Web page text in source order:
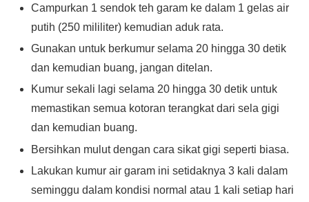
Campurkan 1 sendok teh garam ke dalam 1 gelas air
putih (250 mililiter) kemudian aduk rata.
Gunakan untuk berkumur selama 20 hingga 30 detik
dan kemudian buang, jangan ditelan.
Kumur sekali lagi selama 20 hingga 30 detik untuk
memastikan semua kotoran terangkat dari sela gigi
dan kemudian buang.
Bersihkan mulut dengan cara sikat gigi seperti biasa.
Lakukan kumur air garam ini setidaknya 3 kali dalam
seminggu dalam kondisi normal atau 1 kali setiap hari